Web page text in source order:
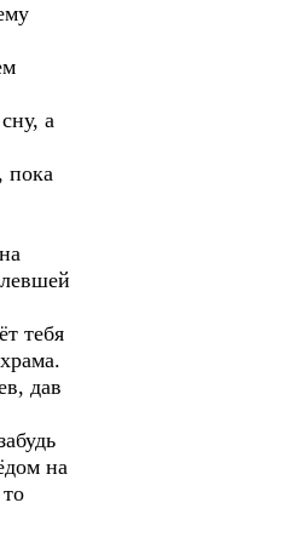
а
пока
тебя
дав
на